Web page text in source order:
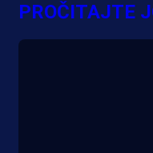
PROČITAJTE